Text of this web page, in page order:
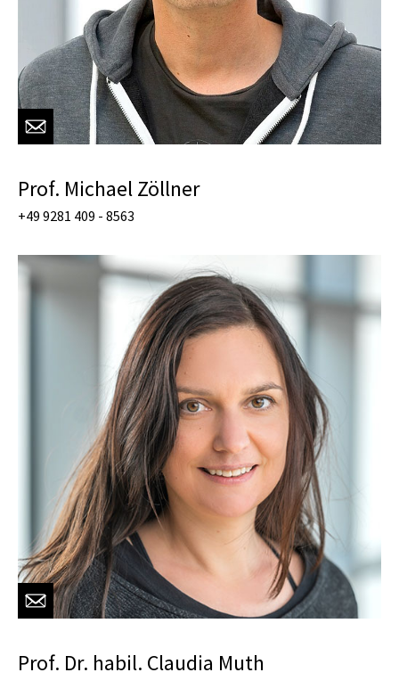
Prof. Michael Zöllner
+49 9281 409 - 8563
Prof. Dr. habil. Claudia Muth